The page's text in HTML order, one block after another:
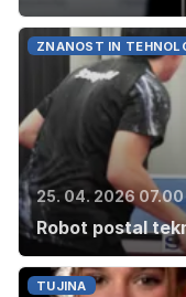
ZNANOST IN
25. 04. 2026 07.00
Robot postal
TUJINA